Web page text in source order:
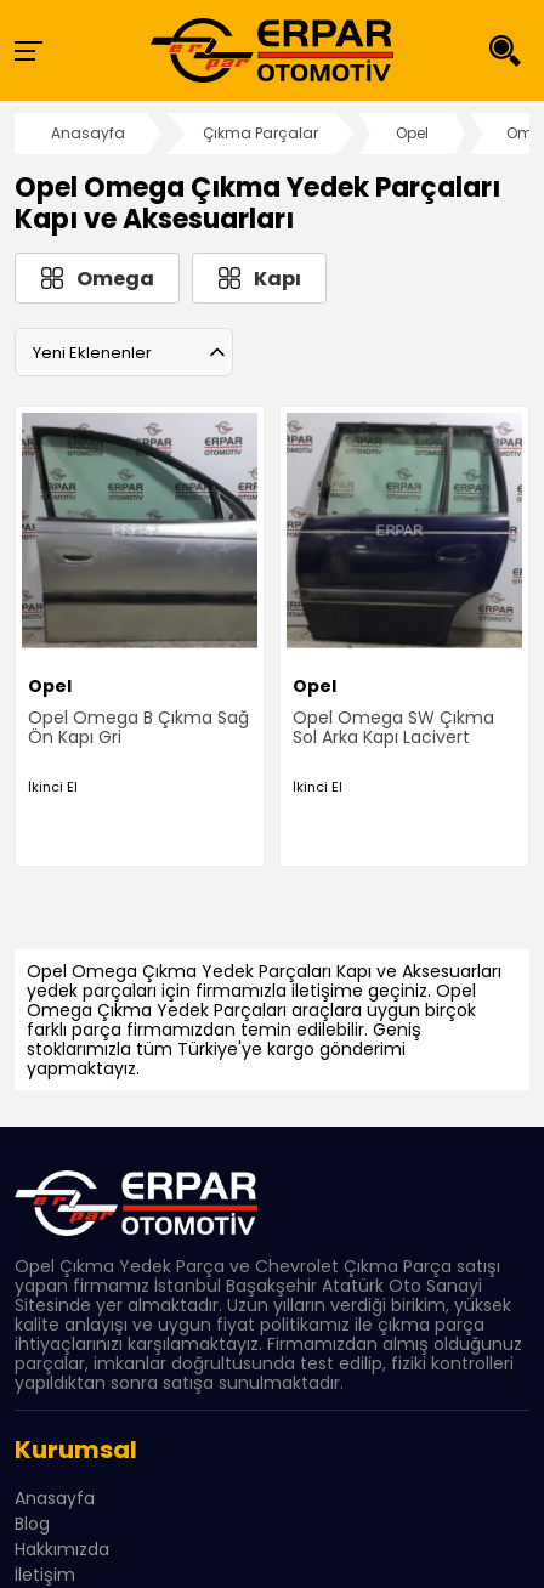
Anasayfa Çıkma Parçalar Opel
Opel Omega Çıkma Yedek Parçaları
Kapı ve Aksesuarları
Omega Kapı
Yeni Eklenenler
Opel
Opel Omega B Çıkma Sağ
Ön Kapı Gri
İkinci El
Opel
Opel Omega SW Çıkma
Sol Arka Kapı Lacivert
İkinci El
Opel Omega Çıkma Yedek Parçaları Kapı ve Aksesuarları
yedek parçaları için firmamızla iletişime geçiniz. Opel
Omega Çıkma Yedek Parçaları araçlara uygun birçok
farklı parça firmamızdan temin edilebilir. Geniş
stoklarımızla tüm Türkiye'ye kargo gönderimi
yapmaktayız.
Opel Çıkma Yedek Parça ve Chevrolet Çıkma Parça satışı
yapan firmamız İstanbul Başakşehir Atatürk Oto Sanayi
Sitesinde yer almaktadır. Uzun yılların verdiği birikim, yüksek
kalite anlayışı ve uygun fiyat politikamız ile çıkma parça
ihtiyaçlarınızı karşılamaktayız. Firmamızdan almış olduğunuz
parçalar, imkanlar doğrultusunda test edilip, fiziki kontrolleri
yapıldıktan sonra satışa sunulmaktadır.
Kurumsal
Anasayfa
Blog
Hakkımızda
İletişim